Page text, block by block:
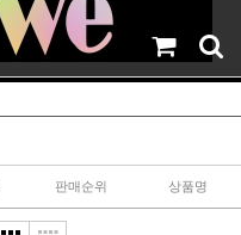
판매순위 상품명